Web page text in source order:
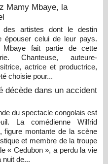
Mamy Mbaye, la
artistes dont le destin
épouser celui de leur pays.
Mbaye fait partie de cette
Chanteuse, auteure-
actrice et productrice,
choisie pour...
décède dans un accident
du spectacle congolais est
La comédienne Wilfrid
figure montante de la scène
et membre de la troupe
« Cedubon », a perdu la vie
nuit de...